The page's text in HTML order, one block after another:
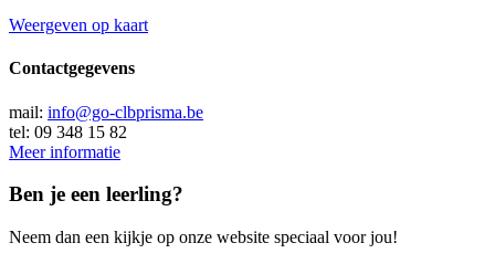
Weergeven op kaart
Contactgegevens
mail: info@go-clbprisma.be
tel: 09 348 15 82
Meer informatie
Ben je een leerling?
Neem dan een kijkje op onze website speciaal voor jou!